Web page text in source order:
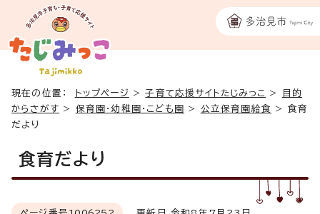
現在の位置： トップページ >子育て応援サイトたじみっこ >
目的
からさがす > 保育園・幼稚園・こども園 > 公立保育園給食 > 食育
だより
食育だより